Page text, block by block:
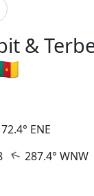
&
72.4° ENE
↑ 287.4° WNW